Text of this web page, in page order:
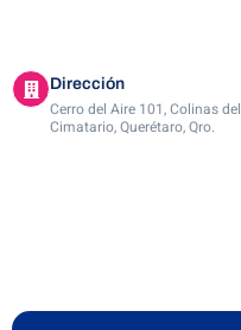
Dirección
Cerro del Aire 101, Colinas del
Cimatario, Querétaro, Qro.